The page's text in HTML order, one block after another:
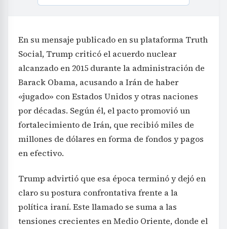
En su mensaje publicado en su plataforma Truth
Social, Trump criticó el acuerdo nuclear
alcanzado en 2015 durante la administración de
Barack Obama, acusando a Irán de haber
«jugado» con Estados Unidos y otras naciones
por décadas. Según él, el pacto promovió un
fortalecimiento de Irán, que recibió miles de
millones de dólares en forma de fondos y pagos
en efectivo.
Trump advirtió que esa época terminó y dejó en
claro su postura confrontativa frente a la
política iraní. Este llamado se suma a las
tensiones crecientes en Medio Oriente, donde el